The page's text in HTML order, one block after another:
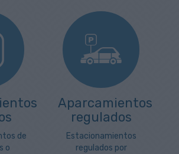
de
o
Aparcamientos
regulados
Estacionamientos
regulados por